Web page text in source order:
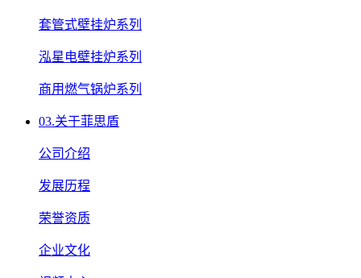
套管式壁挂炉系列
泓星电壁挂炉系列
商用燃气锅炉系列
03.关于菲思盾
公司介绍
发展历程
荣誉资质
企业文化